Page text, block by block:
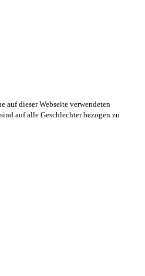
dieser Webseite verwendeten
auf alle Geschlechter bezogen zu